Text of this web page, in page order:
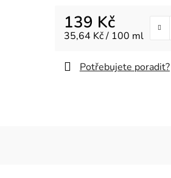
139 Kč
Měrná cena:
35,64 Kč / 100 ml
Potřebujete poradit?